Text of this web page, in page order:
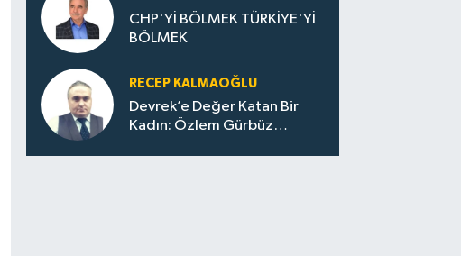
CHP'Yİ BÖLMEK TÜRKİYE'Yİ
BÖLMEK
RECEP KALMAOĞLU
Devrek’e Değer Katan Bir
Kadın: Özlem Gürbüz